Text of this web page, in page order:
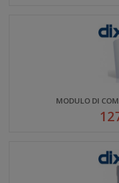
MODULO DI